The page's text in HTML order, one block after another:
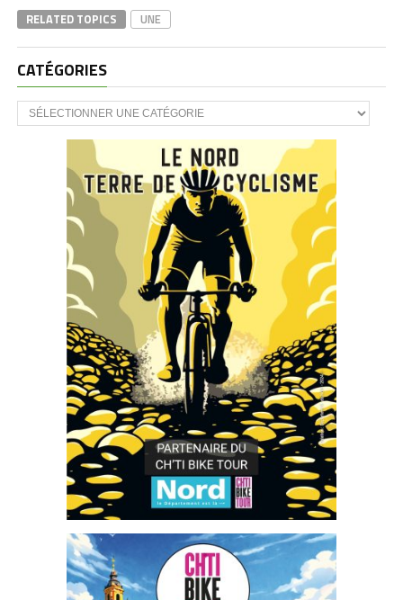
RELATED TOPICS UNE
CATÉGORIES
CATÉGORIES